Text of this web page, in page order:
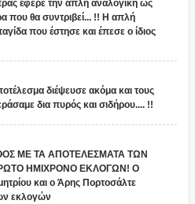
έφερε την απλή αναλογική ως
που θα συντριβεί... !! Η απλή
που έστησε και έπεσε ο ίδιος
διέψευσε ακόμα και τους
δια πυρός και σιδήρου.... !!
ΜΕ ΤΑ ΑΠΟΤΕΛΕΣΜΑΤΑ ΤΩΝ
ΗΜΙΧΡΟΝΟ ΕΚΛΟΓΩΝ! Ο
και ο Άρης Πορτοσάλτε
εκλογών